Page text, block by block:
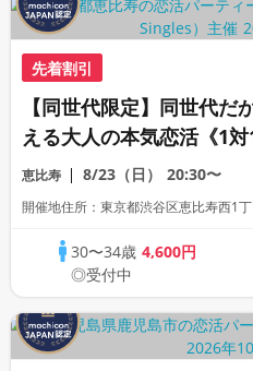
先着割引
【同世代限定】同世代だ
える大人の本気恋活《1
1対1相席専用会場》《全
放題付き》《machicon
恵比寿 8/23（日） 20:30〜
開催地住所：東京都渋谷区恵比寿西1
30〜34歳4,600円
◎受付中